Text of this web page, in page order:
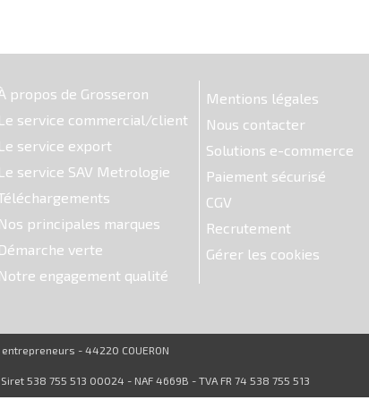
propos de Grosseron
Le service commercial/client
Le service export
Le service SAV Metrologie
Nos principales marques
Démarche verte
Notre engagement qualité
Mentions légales
Nous contacter
Solutions e-commerce
Paiement sécurisé
CGV
Recrutement
Gérer les cookies
- 44220 COUERON
538 755 513 00024 - NAF 4669B - TVA FR 74 538 755 513